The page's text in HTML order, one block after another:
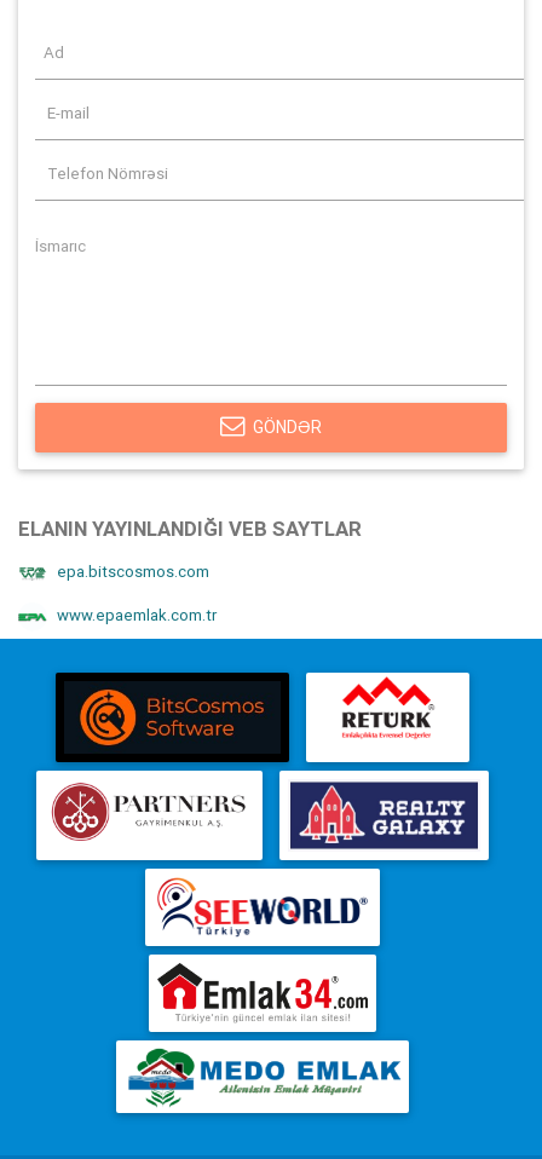
GÖNDƏR
ELANIN YAYINLANDIĞI VEB SAYTLAR
epa.bitscosmos.com
www.epaemlak.com.tr